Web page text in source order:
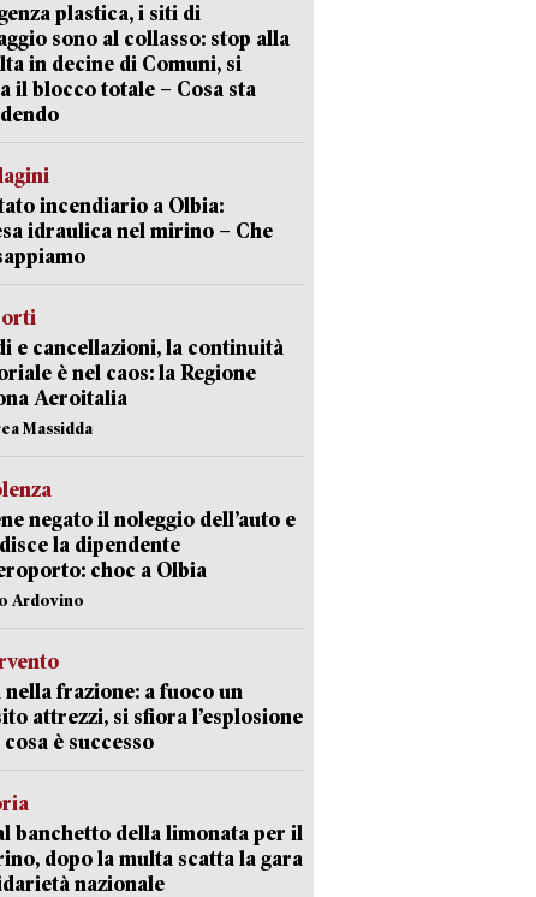
plastica, i siti di
sono al collasso: stop alla
in decine di Comuni, si
il blocco totale – Cosa sta
incendiario a Olbia:
idraulica nel mirino – Che
e cancellazioni, la continuità
è nel caos: la Regione
Aeroitalia
Massidda
negato il noleggio dell’auto e
la dipendente
choc a Olbia
Ardovino
nella frazione: a fuoco un
attrezzi, si sfiora l’esplosione
cosa è successo
banchetto della limonata per il
dopo la multa scatta la gara
nazionale